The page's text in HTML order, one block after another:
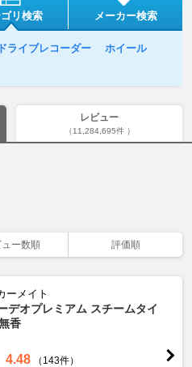
リ検索 メーカー検索
ドライブレコーダー
ホイール
レビュー
（11,284,695件 ）
ュー数順 評価順
ーメイト
デオプレミアム スチームタイ
香
4.48
（143件）